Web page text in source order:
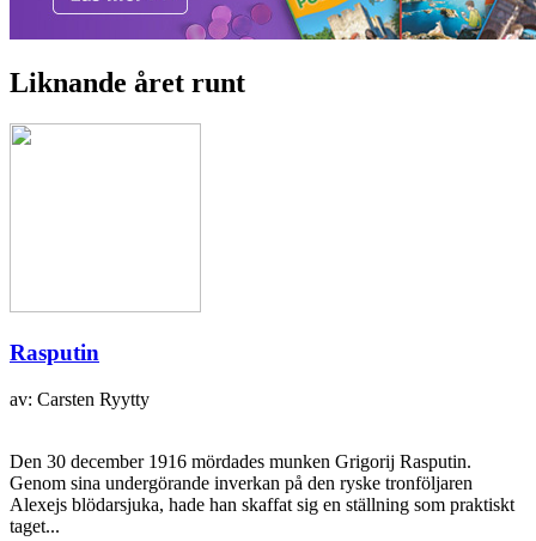
Liknande året runt
Rasputin
av: Carsten Ryytty
Den 30 december 1916 mördades munken Grigorij Rasputin.
Genom sina undergörande inverkan på den ryske tronföljaren
Alexejs blödarsjuka, hade han skaffat sig en ställning som praktiskt
taget...